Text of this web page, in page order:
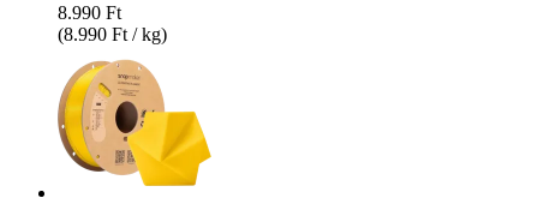
8.990 Ft
(8.990 Ft / kg)